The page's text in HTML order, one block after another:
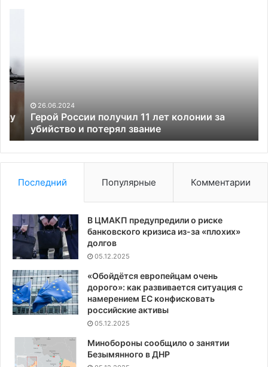
лет
колонии
за
убийство
и
потерял
звание
26.06.2024
Герой России получил 11 лет колонии за
убийство и потерял звание
Последний Популярные Комментарии
В ЦМАКП предупредили о риске
банковского кризиса из-за «плохих»
долгов
05.12.2025
«Обойдётся европейцам очень
дорого»: как развивается ситуация с
намерением ЕС конфисковать
российские активы
05.12.2025
Минобороны сообщило о занятии
Безымянного в ДНР